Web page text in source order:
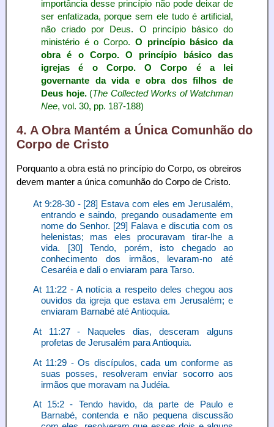
importância desse princípio não pode deixar de
ser enfatizada, porque sem ele tudo é artificial,
não criado por Deus. O princípio básico do
ministério é o Corpo. O princípio básico da
obra é o Corpo. O princípio básico das
igrejas é o Corpo. O Corpo é a lei
governante da vida e obra dos filhos de
Deus hoje. (The Collected Works of Watchman
Nee, vol. 30, pp. 187-188)
4. A Obra Mantém a Única Comunhão do
Corpo de Cristo
Porquanto a obra está no princípio do Corpo, os obreiros
devem manter a única comunhão do Corpo de Cristo.
At 9:28-30 - [28] Estava com eles em Jerusalém,
entrando e saindo, pregando ousadamente em
nome do Senhor. [29] Falava e discutia com os
helenistas; mas eles procuravam tirar-lhe a
vida. [30] Tendo, porém, isto chegado ao
conhecimento dos irmãos, levaram-no até
Cesaréia e dali o enviaram para Tarso.
At 11:22 - A notícia a respeito deles chegou aos
ouvidos da igreja que estava em Jerusalém; e
enviaram Barnabé até Antioquia.
At 11:27 - Naqueles dias, desceram alguns
profetas de Jerusalém para Antioquia.
At 11:29 - Os discípulos, cada um conforme as
suas posses, resolveram enviar socorro aos
irmãos que moravam na Judéia.
At 15:2 - Tendo havido, da parte de Paulo e
Barnabé, contenda e não pequena discussão